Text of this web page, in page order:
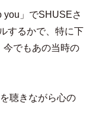
you」でSHUSEさ
するかで、特に下
今でもあの当時の
聴きながら心の